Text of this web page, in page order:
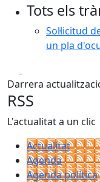
Tots els
Sol·licitud
un pla
Darrera
RSS
L'actualitat a un clic
Actualitat
Agenda
Agenda política